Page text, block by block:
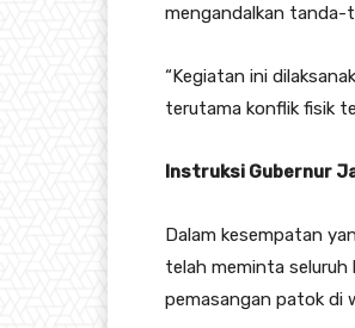
mengandalkan tanda-
“Kegiatan ini
terutama konflik fisik
Instruksi Gubernur
Dalam kesempatan
telah meminta
pemasangan patok di